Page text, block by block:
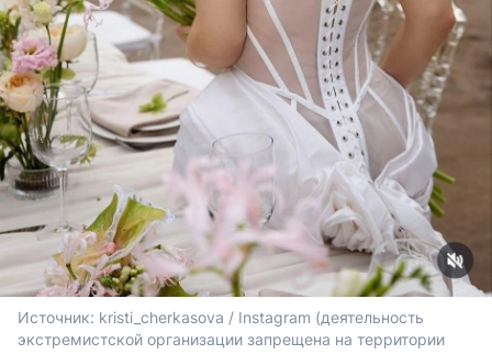
Источник: kristi_cherkasova / Instagram (деятельность
экстремистской организации запрещена на территории